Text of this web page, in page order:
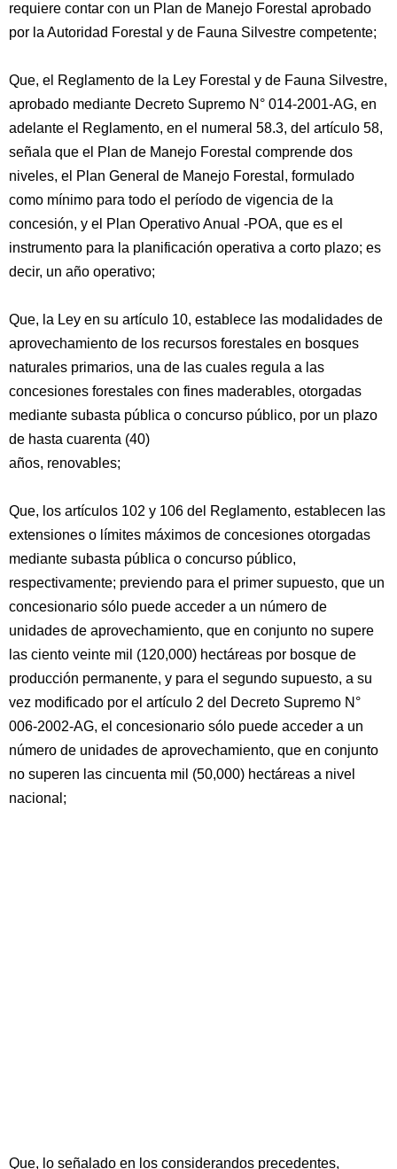
requiere contar con un Plan de Manejo Forestal aprobado
por la Autoridad Forestal y de Fauna Silvestre competente;
Que, el Reglamento de la Ley Forestal y de Fauna Silvestre,
aprobado mediante Decreto Supremo N° 014-2001-AG, en
adelante el Reglamento, en el numeral 58.3, del artículo 58,
señala que el Plan de Manejo Forestal comprende dos
niveles, el Plan General de Manejo Forestal, formulado
como mínimo para todo el período de vigencia de la
concesión, y el Plan Operativo Anual -POA, que es el
instrumento para la planificación operativa a corto plazo; es
decir, un año operativo;
Que, la Ley en su artículo 10, establece las modalidades de
aprovechamiento de los recursos forestales en bosques
naturales primarios, una de las cuales regula a las
concesiones forestales con fines maderables, otorgadas
mediante subasta pública o concurso público, por un plazo
de hasta cuarenta (40)
años, renovables;
Que, los artículos 102 y 106 del Reglamento, establecen las
extensiones o límites máximos de concesiones otorgadas
mediante subasta pública o concurso público,
respectivamente; previendo para el primer supuesto, que un
concesionario sólo puede acceder a un número de
unidades de aprovechamiento, que en conjunto no supere
las ciento veinte mil (120,000) hectáreas por bosque de
producción permanente, y para el segundo supuesto, a su
vez modificado por el artículo 2 del Decreto Supremo N°
006-2002-AG, el concesionario sólo puede acceder a un
número de unidades de aprovechamiento, que en conjunto
no superen las cincuenta mil (50,000) hectáreas a nivel
nacional;
Que, lo señalado en los considerandos precedentes,